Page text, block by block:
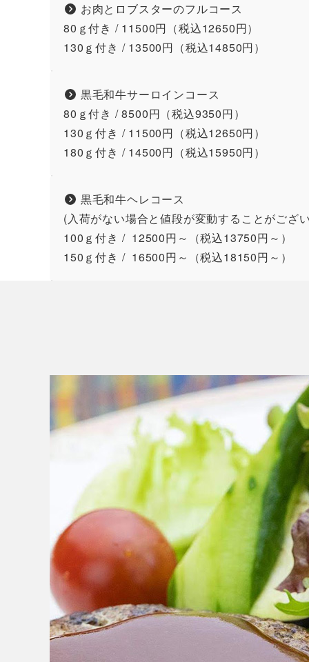
お肉とロブスターのフルコース
80ｇ付き / 11500円（税込12650円）
130ｇ付き / 13500円（税込14850円）
黒毛和牛サーロインコース
80ｇ付き / 8500円（税込9350円）
130ｇ付き / 11500円（税込12650円）
180ｇ付き / 14500円（税込15950円）
黒毛和牛ヘレコース
(入荷がない場合と値段が変動することが
100ｇ付き / 12500円～（税込13750円～）
150ｇ付き / 16500円～（税込18150円～）